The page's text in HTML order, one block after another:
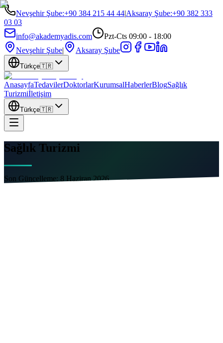
Nevşehir Şube:+90 384 215 44 44|Aksaray Şube:+90 382 333
03 03
info@akademyadis.com
Pzt-Cts 09:00 - 18:00
Nevşehir Şube| Aksaray Şube
Türkçe🇹🇷
AnasayfaTedavilerDoktorlarKurumsalHaberlerBlogSağlık
Turizmiİletişim
Türkçe🇹🇷
Sağlık Turizmi
Son Güncelleme: 8 Haziran 2026